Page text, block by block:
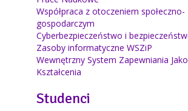
Współpraca z otoczeniem społeczno-
gospodarczym
Cyberbezpieczeństwo i
Zasoby informatyczne WSZiP
Wewnętrzny System Zapewniania
Kształcenia
Studenci